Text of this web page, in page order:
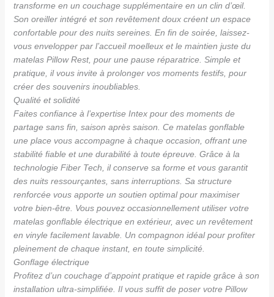
transforme en un couchage supplémentaire en un clin d’œil.
Son oreiller intégré et son revêtement doux créent un espace
confortable pour des nuits sereines. En fin de soirée, laissez-
vous envelopper par l’accueil moelleux et le maintien juste du
matelas Pillow Rest, pour une pause réparatrice. Simple et
pratique, il vous invite à prolonger vos moments festifs, pour
créer des souvenirs inoubliables.
Qualité et solidité
Faites confiance à l’expertise Intex pour des moments de
partage sans fin, saison après saison. Ce matelas gonflable
une place vous accompagne à chaque occasion, offrant une
stabilité fiable et une durabilité à toute épreuve. Grâce à la
technologie Fiber Tech, il conserve sa forme et vous garantit
des nuits ressourçantes, sans interruptions. Sa structure
renforcée vous apporte un soutien optimal pour maximiser
votre bien-être. Vous pouvez occasionnellement utiliser votre
matelas gonflable électrique en extérieur, avec un revêtement
en vinyle facilement lavable. Un compagnon idéal pour profiter
pleinement de chaque instant, en toute simplicité.
Gonflage électrique
Profitez d’un couchage d’appoint pratique et rapide grâce à son
installation ultra-simplifiée. Il vous suffit de poser votre Pillow